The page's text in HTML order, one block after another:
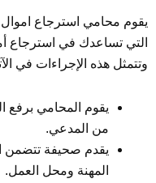
يقوم محامي استرجاع
التي تساعدك في استرجاع
وتتمثل هذه الإجراءات في
يقوم المحامي برفع
من المدعي.
يقدم صحيفة تتضمن
المهنة ومحل العمل.